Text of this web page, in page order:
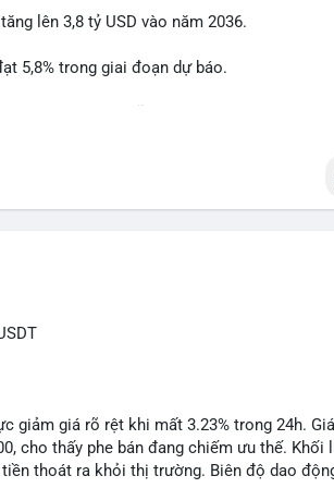
#1point49trieuusd
lên 3,8 tỷ USD vào năm 2036.
5,8% trong giai đoạn dự báo.
giảm giá rõ rệt khi mất 3.23% trong 24h.
cho thấy phe bán đang chiếm ưu thế. Khối
thoát ra khỏi thị trường. Biên độ dao